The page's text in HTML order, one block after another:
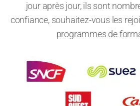
jour après jour, ils sont
confiance, souhaitez-vous les
programmes de